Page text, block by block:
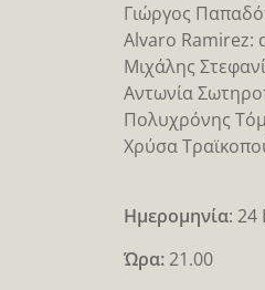
Γιώργος
Alvaro Ramirez:
Μιχάλης
Αντωνία
Πολυχρόνης
Χρύσα
Ημερομηνία: 24
Ώρα:21.00